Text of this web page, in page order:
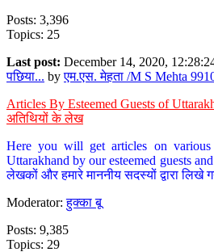
Posts: 3,396
Topics: 25
Last post: December 14, 2020,
पछिया... byएम.एस. मेहता /M S Mehta
Articles By Esteemed Guests of
अतिथियों के लेख
Here you will get articles on various
Uttarakhand by our esteemed guests
लेखकों और हमारे माननीय सदस्यों द्वारा लिखे
Moderator:हुक्का बू
Posts: 9,385
Topics: 29